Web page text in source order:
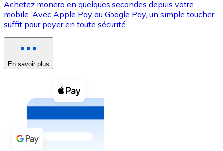
XRP
XRP
Voir toutes
Coupons crypto
Achetez des cryptomonnaies en espèces et d'autres
Acheter avec espèces
Virement SEPA
Achetez monero en quelques secondes depuis votre
mobile. Avec Apple Pay ou Google Pay, un simple toucher
suffit pour payer en toute sécurité.
En savoir plus